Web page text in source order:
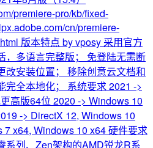
premiere-pro/kb/fixed-
cn/premiere-
版本特点 by vposy 采用官方
，多语言完整版； 免登陆无需断
改安装位置； 移除创意云文档和
完全本地化； 系统要求 2021 ->
高版64位 2020 -> Windows 10
-> DirectX 12, Windows 10
7 x64, Windows 10 x64 硬件要求
系列、Zen架构的AMD锐龙R系